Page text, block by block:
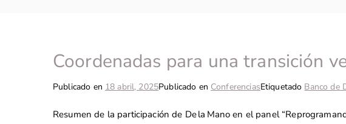
Coordenadas para una transición
Publicado en 18 abril, 2025Publicado en ConferenciasEtiquetado Banco de
Resumen de la participación de De la Mano en el panel